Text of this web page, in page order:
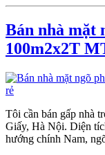
Bán nhà mặt
100m2x2T
Tôi cần bán gấp nhà
Giấy, Hà Nội. Diện
hướng chính Nam,